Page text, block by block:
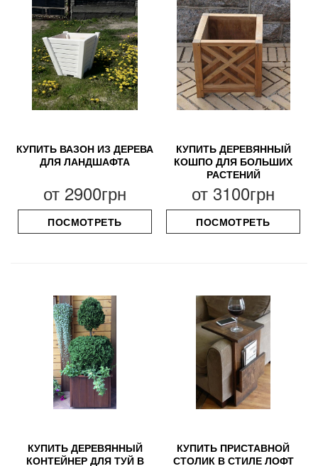
КУПИТЬ ВАЗОН ИЗ ДЕРЕВА
ДЛЯ ЛАНДШАФТА
от 2900грн
ПОСМОТРЕТЬ
КУПИТЬ ДЕРЕВЯННЫЙ
КОШПО ДЛЯ БОЛЬШИХ
РАСТЕНИЙ
от 3100грн
ПОСМОТРЕТЬ
КУПИТЬ ДЕРЕВЯННЫЙ
КОНТЕЙНЕР ДЛЯ ТУЙ В
КУПИТЬ ПРИСТАВНОЙ
СТОЛИК В СТИЛЕ ЛОФТ